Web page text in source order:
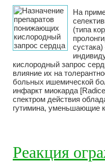
На
(типа
кислородный запрос
влияние их на
больных ишемической
инфаркт миокарда
спектром действия
гутимина, уменьшающие
Реакция